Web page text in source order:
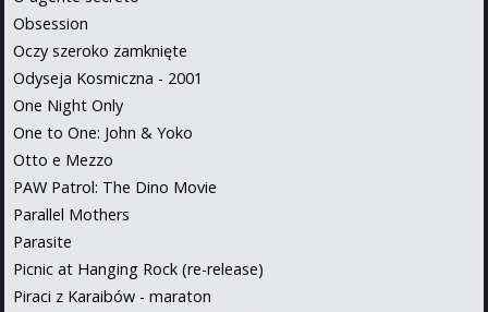
Obsession
Oczy szeroko zamknięte
Odyseja Kosmiczna - 2001
One Night Only
One to One: John & Yoko
Otto e Mezzo
PAW Patrol: The Dino Movie
Parallel Mothers
Parasite
Picnic at Hanging Rock (re-release)
Piraci z Karaibów - maraton